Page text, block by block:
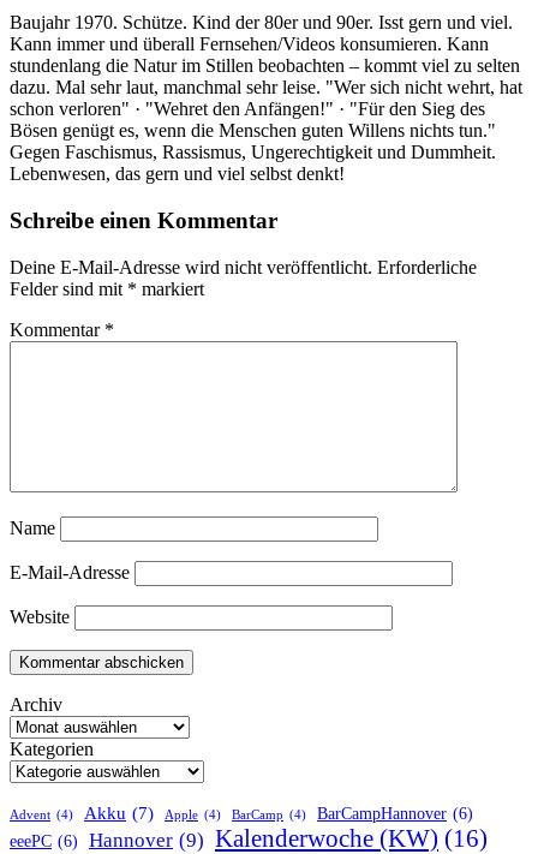
Baujahr 1970. Schütze. Kind der 80er und 90er. Isst gern und viel.
Kann immer und überall Fernsehen/Videos konsumieren. Kann
stundenlang die Natur im Stillen beobachten – kommt viel zu selten
dazu. Mal sehr laut, manchmal sehr leise. "Wer sich nicht wehrt, hat
schon verloren" · "Wehret den Anfängen!" · "Für den Sieg des
Bösen genügt es, wenn die Menschen guten Willens nichts tun."
Gegen Faschismus, Rassismus, Ungerechtigkeit und Dummheit.
Lebenwesen, das gern und viel selbst denkt!
Schreibe einen Kommentar
Deine E-Mail-Adresse wird nicht veröffentlicht. Erforderliche
Felder sind mit * markiert
Kommentar *
Name
E-Mail-Adresse
Website
Archiv
Kategorien
Advent (4) Akku (7) Apple (4) BarCamp (4) BarCampHannover (6)
eeePC (6) Hannover (9) Kalenderwoche (KW) (16)